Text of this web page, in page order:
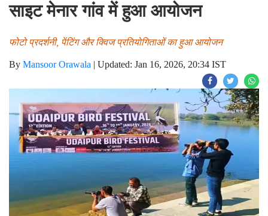
साइट मेनार गांव में हुआ आयोजन
फोटो प्रदर्शनी, पेंटिंग और क्विज प्रतियोगिताओं का हुआ आयोजन
By Mansoor Orawala | Updated: Jan 16, 2026, 20:34 IST